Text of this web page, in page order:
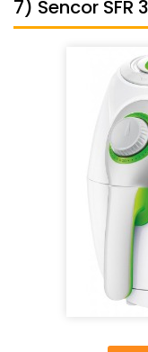
7) Sencor SFR